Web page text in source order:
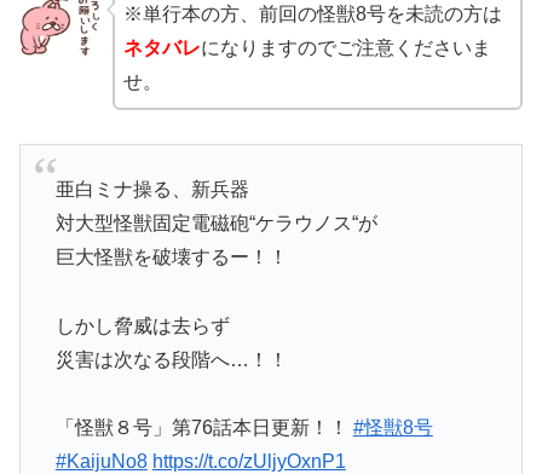
※単行本の方、前回の怪獣8号を未読の方は
ネタバレになりますのでご注意くださいま
せ。
亜白ミナ操る、新兵器
対大型怪獣固定電磁砲“ケラウノス“が
巨大怪獣を破壊するー！！
しかし脅威は去らず
災害は次なる段階へ…！！
「怪獣８号」第76話本日更新！！ #怪獣8号
#KaijuNo8 https://t.co/zUljyOxnP1